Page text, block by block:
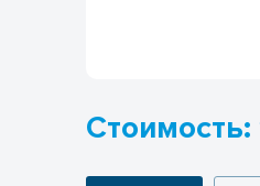
Стоимость: